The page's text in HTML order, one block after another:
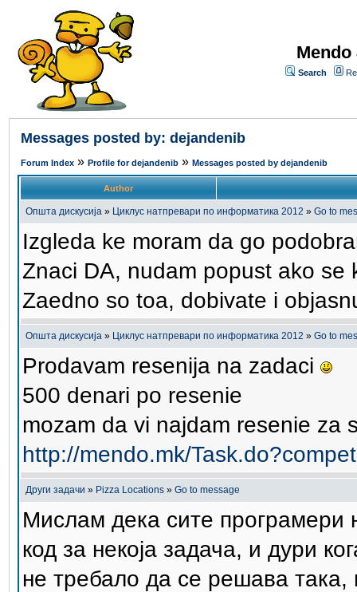
Search
Messages posted by: dejandenib
Forum Index » Profile for dejandenib » Messages posted by dejandenib
Author
Општа дискусија » Циклус натпревари по информатика 2012 » Go to
Izgleda ke moram da go
Znaci DA, nudam popust ako
Zaedno so toa, dobivate i
Општа дискусија » Циклус натпревари по информатика 2012 » Go to
Prodavam resenija na zadaci
500 denari po resenie
mozam da vi najdam resenie za
http://mendo.mk/
Други задачи » Pizza Locations » Go to message
Мислам дека сите програмери
код за некоја задача, и дури
не требало да се решава така,